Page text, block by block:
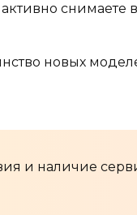
снимаете
новых
и наличие